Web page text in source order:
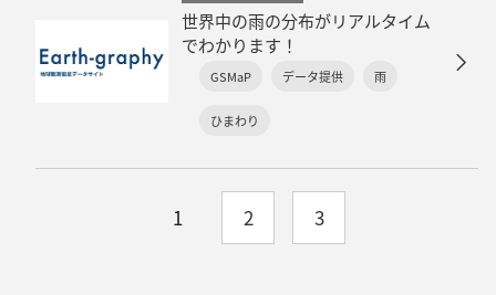
世界中の雨の分布がリアルタイム
でわかります！
GSMaP データ提供 雨
ひまわり
1 2 3